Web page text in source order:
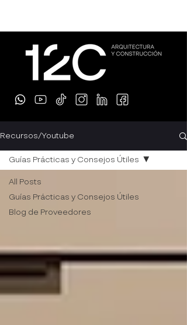
Recursos/Youtube
All Posts
Guías Prácticas y Consejos Útiles
Blog de Proveedores
Guías Prácticas y Consejos Útiles